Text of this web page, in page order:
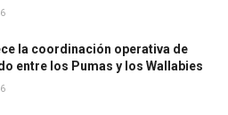
la coordinación operativa de
entre los Pumas y los Wallabies